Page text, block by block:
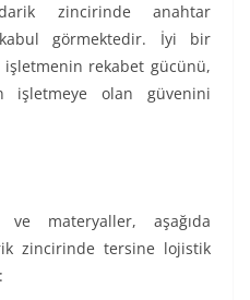
zincirinde anahtar
görmektedir. İyi bir
işletmenin rekabet gücünü,
işletmeye olan güvenini
materyaller, aşağıda
zincirinde tersine lojistik